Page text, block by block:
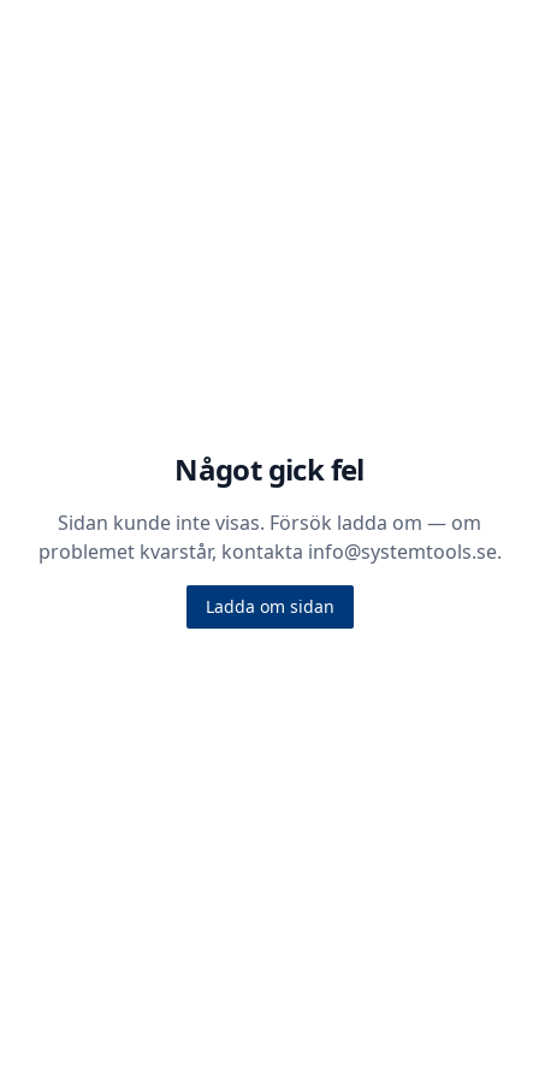
Något gick fel
Sidan kunde inte visas. Försök ladda om — om
problemet kvarstår, kontakta info@systemtools.se.
Ladda om sidan